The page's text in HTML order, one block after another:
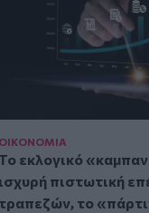
εκλογικό
πιστωτική
το